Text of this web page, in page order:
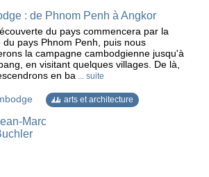
: de Phnom Penh à Angkor
du pays commencera par la
du pays Phnom Penh, puis nous
la campagne cambodgienne jusqu'à
en visitant quelques villages. De là,
en ba ... suite
arts et architecture
Marc